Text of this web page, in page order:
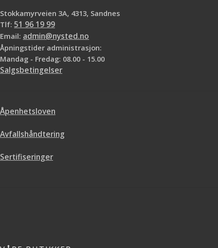
Stokkamyrveien 3A, 4313, Sandnes
Tlf: 51 96 19 99
Email: admin@nysted.no
Åpningstider administrasjon:
Mandag - Fredag: 08.00 - 15.00
Salgsbetingelser
Åpenhetsloven
Avfallshåndtering
Sertifiseringer